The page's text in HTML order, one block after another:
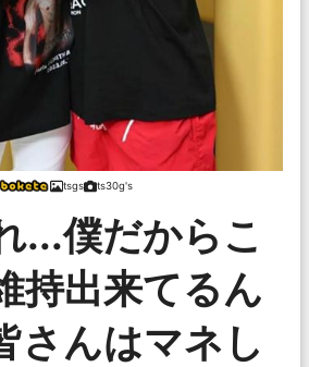
tsgs ts30g's
...僕だからこ
持出来てるん
さんはマネし